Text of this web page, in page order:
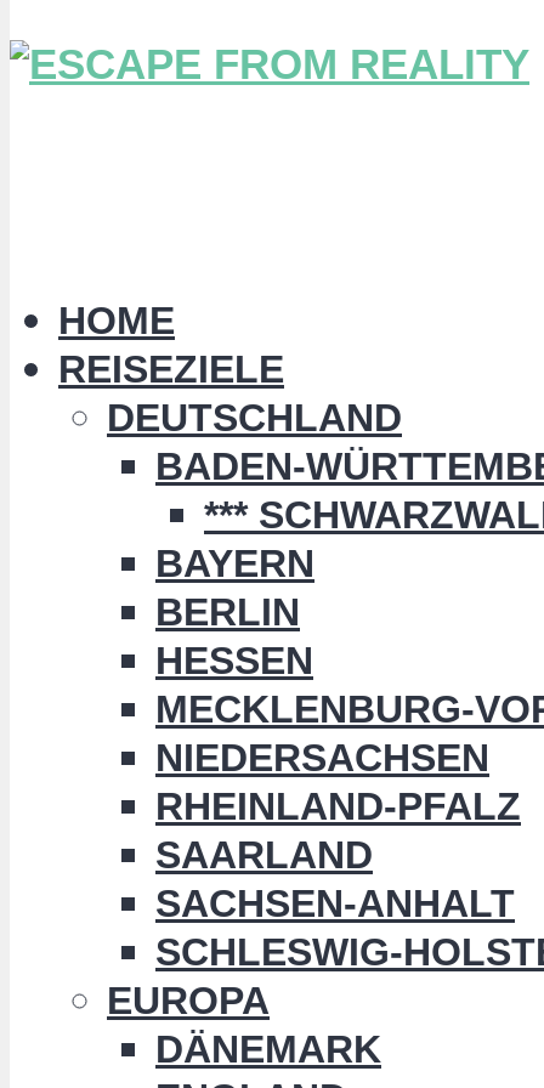
HOME
REISEZIELE
DEUTSCHLAND
BADEN-
***
BAYERN
BERLIN
HESSEN
MECKLENBURG-
NIEDERSACHSEN
RHEINLAND-PFALZ
SAARLAND
SACHSEN-ANHALT
SCHLESWIG-
EUROPA
DÄNEMARK